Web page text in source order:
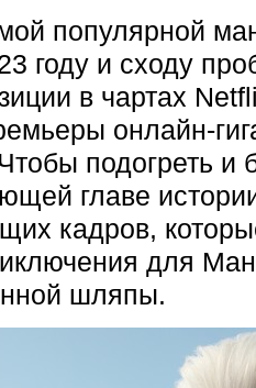
популярной
году и сходу
в чартах
онлайн-
подогреть и
главе
кадров,
для
шляпы.